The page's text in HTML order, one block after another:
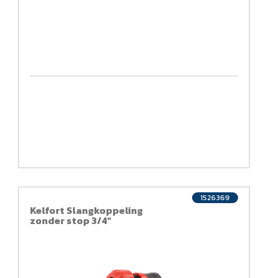
Kelfort Slangkoppeling
zonder stop 3/4"
1526369